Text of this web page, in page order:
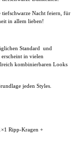
tiefschwarze Nacht feiern, für
in allem lieben!
Standard und
erscheint in vielen
kombinierbaren Looks
jeden Styles.
Ripp-Kragen +